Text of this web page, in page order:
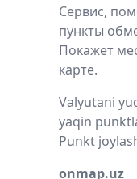
Сервис,
пункты
Покажет
карте.
Valyutani
yaqin
Punkt
onmap.uz